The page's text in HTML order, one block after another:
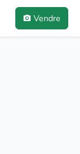
Vendre